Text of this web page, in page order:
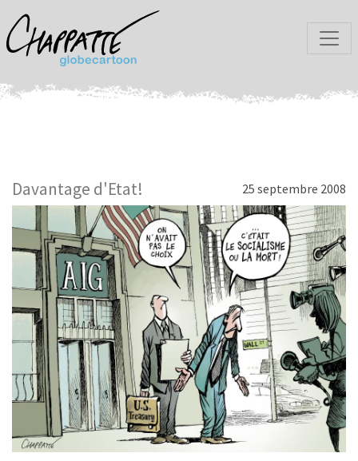
Davantage d'Etat! 25 septembre 2008